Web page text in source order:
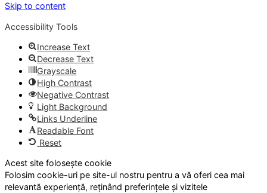
Skip to content
Accessibility Tools
Increase Text
Decrease Text
Grayscale
High Contrast
Negative Contrast
Light Background
Links Underline
Readable Font
Reset
Acest site folosește cookie
Folosim cookie-uri pe site-ul nostru pentru a vă oferi cea mai
relevantă experiență, reținând preferințele și vizitele